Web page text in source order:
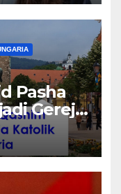
Pasha
Gereja